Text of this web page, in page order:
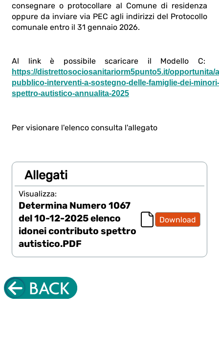
consegnare o protocollare al Comune di residenza
oppure da inviare via PEC agli indirizzi del Protocollo
comunale entro il 31 gennaio 2026.
Al link è possibile scaricare il Modello C:
https://distrettosociosanitariorm5punto5.it/opportunita/
pubblico-interventi-a-sostegno-delle-famiglie-dei-
spettro-autistico-annualita-2025
Per visionare l'elenco consulta l'allegato
Allegati
Visualizza:
Determina Numero 1067
del 10-12-2025 elenco
idonei contributo spettro
autistico.PDF
Download